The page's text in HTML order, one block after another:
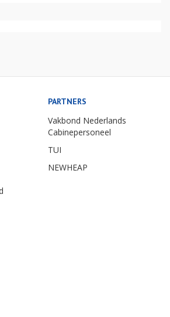
PARTNERS
Vakbond Nederlands
Cabinepersoneel
TUI
NEWHEAP